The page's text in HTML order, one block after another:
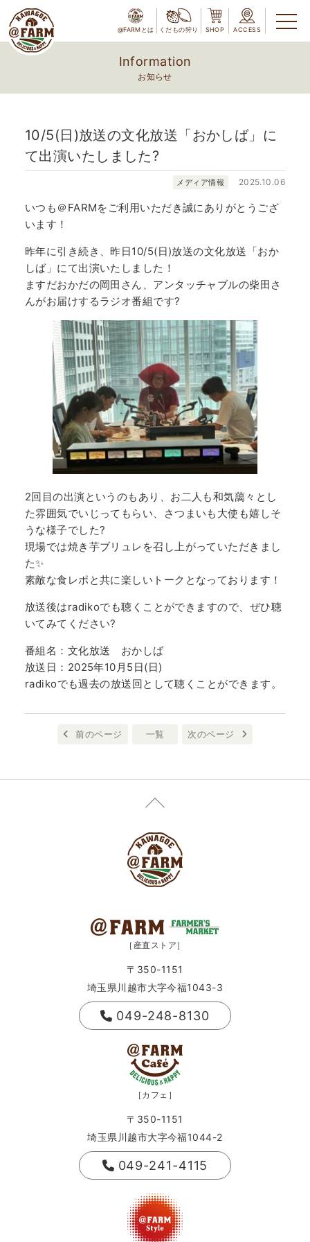
@FARMとは くだもの狩り SHOP ACCESS
Information
お知らせ
10/5(日)放送の文化放送「おかしば」に
て出演いたしました?
メディア情報 2025.10.06
いつも＠FARMをご利用いただき誠にありがとうござ
います！
昨年に引き続き、昨日10/5(日)放送の文化放送「おか
しば」にて出演いたしました！
ますだおかだの岡田さん、アンタッチャブルの柴田さ
んがお届けするラジオ番組です?
2回目の出演というのもあり、お二人も和気藹々とし
た雰囲気でいじってもらい、さつまいも大使も嬉しそ
うな様子でした?
現場では焼き芋ブリュレを召し上がっていただきまし
た✨
素敵な食レポと共に楽しいトークとなっております！
放送後はradikoでも聴くことができますので、ぜひ聴
いてみてください?
番組名：文化放送 おかしば
放送日：2025年10月5日(日)
radikoでも過去の放送回として聴くことができます。
前のページ 一覧 次のページ
［産直ストア］
〒350-1151
埼玉県川越市大字今福1043-3
049-248-8130
［カフェ］
〒350-1151
埼玉県川越市大字今福1044-2
049-241-4115